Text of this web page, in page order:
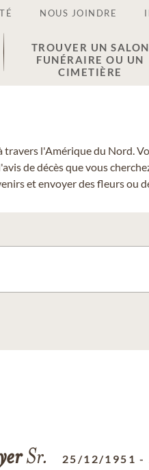
NOUS JOINDRE
TROUVER UN SALON
FUNÉRAIRE OU UN
CIMETIÈRE
travers l'Amérique du Nord.
de décès que vous
et envoyer des fleurs ou
Sr. 25/12/1951 -